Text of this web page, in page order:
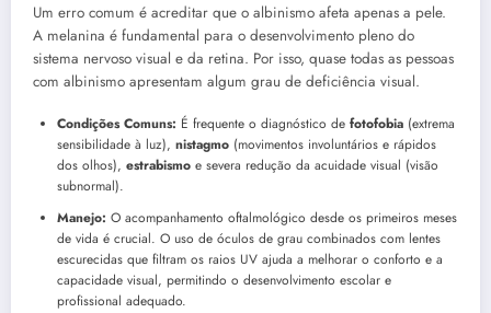
Um erro comum é acreditar que o albinismo afeta apenas a pele.
A melanina é fundamental para o desenvolvimento pleno do
sistema nervoso visual e da retina. Por isso, quase todas as pessoas
com albinismo apresentam algum grau de deficiência visual.
Condições Comuns: É frequente o diagnóstico de fotofobia (extrema
sensibilidade à luz), nistagmo (movimentos involuntários e rápidos
dos olhos), estrabismo e severa redução da acuidade visual (visão
subnormal).
Manejo: O acompanhamento oftalmológico desde os primeiros meses
de vida é crucial. O uso de óculos de grau combinados com lentes
escurecidas que filtram os raios UV ajuda a melhorar o conforto e a
capacidade visual, permitindo o desenvolvimento escolar e
profissional adequado.